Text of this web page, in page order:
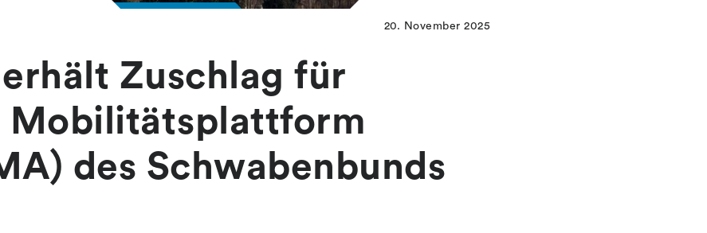
20. November 2025
erhält Zuschlag für
Mobilitätsplattform
des Schwabenbunds